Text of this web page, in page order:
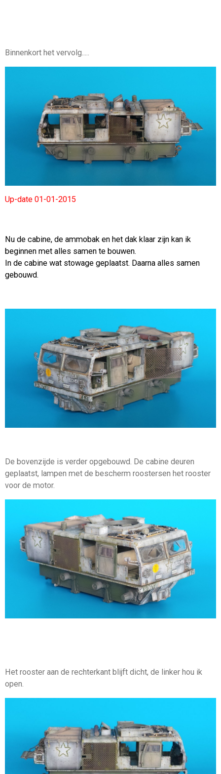
Binnenkort het vervolg.....
Up-date 01-01-2015
Nu de cabine, de ammobak en het dak klaar zijn kan ik
beginnen met alles samen te bouwen.
In de cabine wat stowage geplaatst. Daarna alles samen
gebouwd.
De bovenzijde is verder opgebouwd. De cabine deuren
geplaatst, lampen met de bescherm roostersen het rooster
voor de motor.
Het rooster aan de rechterkant blijft dicht, de linker hou ik
open.